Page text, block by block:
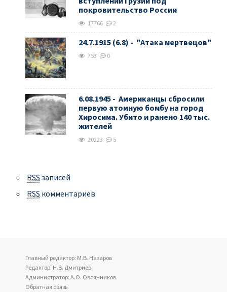
покровительство России
17766 2
24.7.1915 (6.8) - "Атака мертвецов"
753 0
6.08.1945 - Американцы сбросили
первую атомную бомбу на город
Хиросима. Убито и ранено 140 тыс.
жителей
20223 5
RSS записей
RSS комментариев
Главный редактор: М.В. Назаров
Редактор: Н.В. Дмитриев
Администратор: А.О. Овсянников
Обратная связь